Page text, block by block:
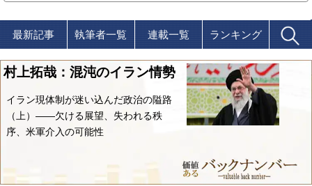
最新記事 執筆者一覧 連載一覧 ランキング
村上拓哉：混沌のイラン情勢
イラン現体制が迷い込んだ政治の隘路
（上）――欠ける展望、失われる秩
序、米軍介入の可能性